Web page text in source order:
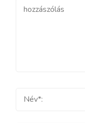
hozzászólás
Teljes